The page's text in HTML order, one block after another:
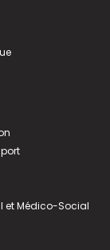
et Médico-Social